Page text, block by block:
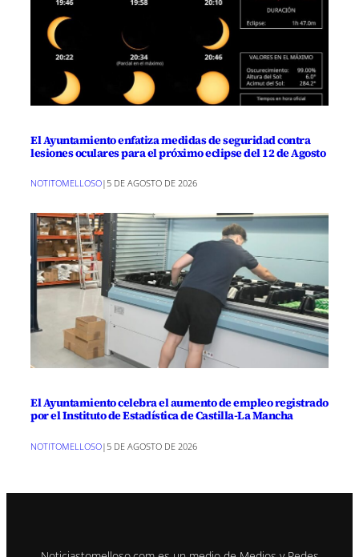
El Ayuntamiento enfatiza medidas de seguridad contra
lesiones oculares para el próximo eclipse del 12 de Agosto
NOTITOMELLOSO|5 DE AGOSTO DE 2026
El Ayuntamiento celebra el aumento de empleo registrado
por el Instituto de Estadística de Castilla-La Mancha
NOTITOMELLOSO|5 DE AGOSTO DE 2026